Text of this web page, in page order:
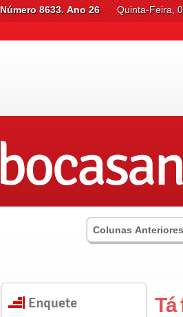
Número 8633. Ano 26 Quinta-Feira,
Colunas Anteriores
Tá